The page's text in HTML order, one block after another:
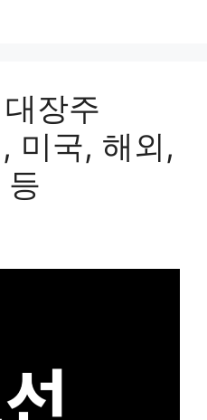
장주
미국, 해외,
등